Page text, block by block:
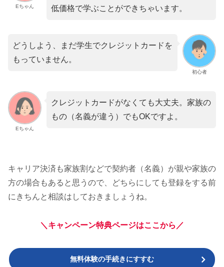
Eちゃん
低価格で学ぶことができちゃいます。
初心者
どうしよう、まだ学生でクレジットカードを
もっていません。
Eちゃん
クレジットカードがなくても大丈夫。家族の
もの（名義が違う）でもOKですよ。
キャリア決済も家族割などで契約者（名義）が親や家族の
方の場合もあると思うので、どちらにしても登録をする前
にきちんと相談はしておきましょうね。
＼キャンペーン特典ページはここから／
無料体験の手続きにすすむ